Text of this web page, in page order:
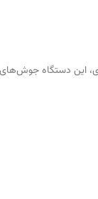
این دستگاه جوش‌های